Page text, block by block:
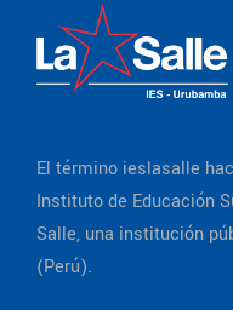
El término ieslasalle
Instituto de Educación
Salle, una institución
(Perú).